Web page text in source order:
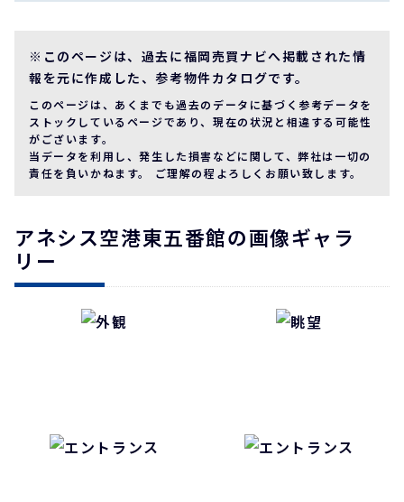
※このページは、過去に福岡売買ナビへ掲載された情
報を元に作成した、参考物件カタログです。
このページは、あくまでも過去のデータに基づく参考データを
ストックしているページであり、現在の状況と相違する可能性
がございます。
当データを利用し、発生した損害などに関して、弊社は一切の
責任を負いかねます。 ご理解の程よろしくお願い致します。
アネシス空港東五番館の画像ギャラ
リー